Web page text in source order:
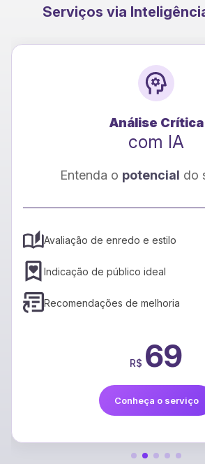
Serviços via
Tradução
com IA
Seu livro paranovos
Tradução rápida e precisa
Suporte a vários idiomas
Preservação do estilo
R$ 399
Conheça o serviço